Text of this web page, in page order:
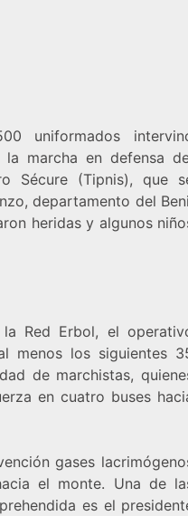
uniformados
marcha en defensa
Sécure (Tipnis), que
departamento del
heridas y algunos
Red Erbol, el
menos los siguientes
de marchistas,
en cuatro buses
gases
el monte. Una de
es el